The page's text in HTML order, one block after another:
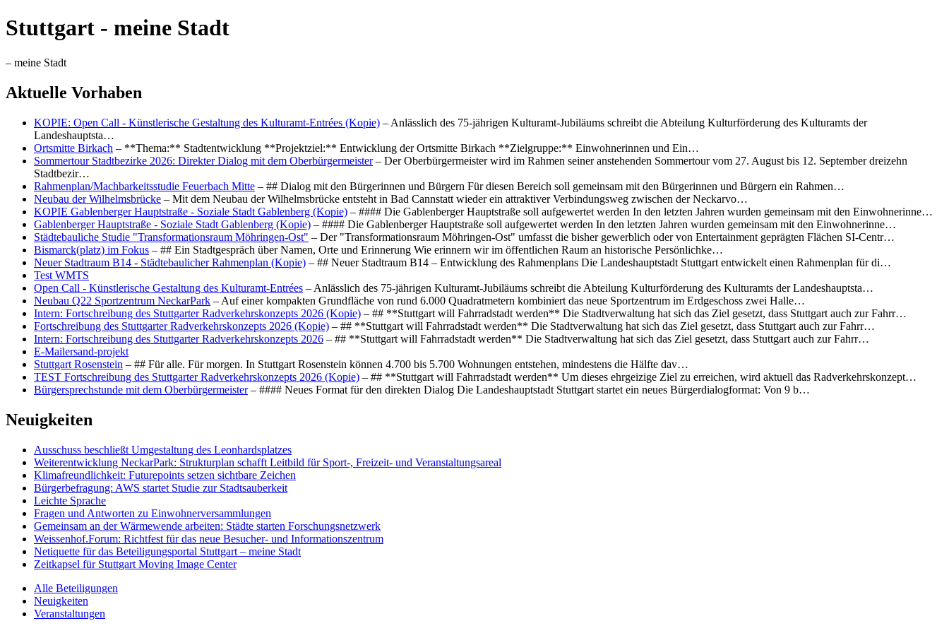
Stuttgart - meine Stadt
– meine Stadt
Aktuelle Vorhaben
KOPIE: Open Call - Künstlerische Gestaltung des Kulturamt-Entrées (Kopie) – Anlässlich des 75-jährigen Kulturamt-Jubiläums schreibt die Abteilung Kulturförderung des Kulturamts der
Landeshauptsta…
Ortsmitte Birkach – **Thema:** Stadtentwicklung **Projektziel:** Entwicklung der Ortsmitte Birkach **Zielgruppe:** Einwohnerinnen und Ein…
Sommertour Stadtbezirke 2026: Direkter Dialog mit dem Oberbürgermeister– Der Oberbürgermeister wird im Rahmen seiner anstehenden Sommertour vom 27. August bis 12. September dreizehn
Stadtbezir…
Rahmenplan/Machbarkeitsstudie Feuerbach Mitte – ## Dialog mit den Bürgerinnen und Bürgern Für diesen Bereich soll gemeinsam mit den Bürgerinnen und Bürgern ein Rahmen…
Neubau der Wilhelmsbrücke – Mit dem Neubau der Wilhelmsbrücke entsteht in Bad Cannstatt wieder ein attraktiver Verbindungsweg zwischen der Neckarvo…
KOPIE Gablenberger Hauptstraße - Soziale Stadt Gablenberg (Kopie) – #### Die Gablenberger Hauptstraße soll aufgewertet werden In den letzten Jahren wurden gemeinsam mit den Einwohnerinne…
Gablenberger Hauptstraße - Soziale Stadt Gablenberg (Kopie) – #### Die Gablenberger Hauptstraße soll aufgewertet werden In den letzten Jahren wurden gemeinsam mit den Einwohnerinne…
Städtebauliche Studie "Transformationsraum Möhringen-Ost" – Der "Transformationsraum Möhringen-Ost" umfasst die bisher gewerblich oder von Entertainment geprägten Flächen SI-Centr…
Bismarck(platz) im Fokus – ## Ein Stadtgespräch über Namen, Orte und Erinnerung Wie erinnern wir im öffentlichen Raum an historische Persönlichke…
Neuer Stadtraum B14 - Städtebaulicher Rahmenplan (Kopie) – ## Neuer Stadtraum B14 – Entwicklung des Rahmenplans Die Landeshauptstadt Stuttgart entwickelt einen Rahmenplan für di…
Test WMTS
Open Call - Künstlerische Gestaltung des Kulturamt-Entrées – Anlässlich des 75-jährigen Kulturamt-Jubiläums schreibt die Abteilung Kulturförderung des Kulturamts der Landeshauptsta…
Neubau Q22 Sportzentrum NeckarPark – Auf einer kompakten Grundfläche von rund 6.000 Quadratmetern kombiniert das neue Sportzentrum im Erdgeschoss zwei Halle…
Intern: Fortschreibung des Stuttgarter Radverkehrskonzepts 2026 (Kopie) – ## **Stuttgart will Fahrradstadt werden** Die Stadtverwaltung hat sich das Ziel gesetzt, dass Stuttgart auch zur Fahrr…
Fortschreibung des Stuttgarter Radverkehrskonzepts 2026 (Kopie) – ## **Stuttgart will Fahrradstadt werden** Die Stadtverwaltung hat sich das Ziel gesetzt, dass Stuttgart auch zur Fahrr…
Intern: Fortschreibung des Stuttgarter Radverkehrskonzepts 2026 – ## **Stuttgart will Fahrradstadt werden** Die Stadtverwaltung hat sich das Ziel gesetzt, dass Stuttgart auch zur Fahrr…
E-Mailersand-projekt
Stuttgart Rosenstein – ## Für alle. Für morgen. In Stuttgart Rosenstein können 4.700 bis 5.700 Wohnungen entstehen, mindestens die Hälfte dav…
TEST Fortschreibung des Stuttgarter Radverkehrskonzepts 2026 (Kopie) – ## **Stuttgart will Fahrradstadt werden** Um dieses ehrgeizige Ziel zu erreichen, wird aktuell das Radverkehrskonzept…
Bürgersprechstunde mit dem Oberbürgermeister– #### Neues Format für den direkten Dialog Die Landeshauptstadt Stuttgart startet ein neues Bürgerdialogformat: Von 9 b…
Neuigkeiten
Ausschuss beschließt Umgestaltung des Leonhards­platzes
Weiterentwicklung NeckarPark: Strukturplan schafft Leitbild für Sport-, Freizeit- und Veranstaltungsareal
Klimafreundlichkeit: Futurepoints setzen sichtbare Zeichen
Bürgerbefragung: AWS startet Studie zur Stadtsauberkeit
Leichte Sprache
Fragen und Antworten zu Einwohnerversammlungen
Gemeinsam an der Wärmewende arbeiten: Städte starten Forschungsnetzwerk
Weissenhof.Forum: Richtfest für das neue Besucher- und Informationszentrum
Netiquette für das Beteiligungsportal Stuttgart – meine Stadt
Zeitkapsel für Stuttgart Moving Image Center
Alle Beteiligungen
Neuigkeiten
Veranstaltungen